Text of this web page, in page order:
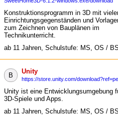
Konstruktionsprogramm in 3D mit
Einrichtungsgegenständen und
zum Zeichnen von Bauplänen im
Technikunterricht.
ab 11 Jahren, Schulstufe: MS, OS /
B
Unity
https://store.unity.com/
Unity ist eine Entwicklungsumgebung
3D-Spiele und Apps.
ab 11 Jahren, Schulstufe: MS, OS /